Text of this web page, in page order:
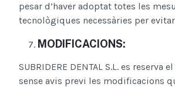
pesar d’haver adoptat totes les
tecnològiques necessàries per
MODIFICACIONS:
SUBRIDERE DENTAL S.L. es reserva
sense avis previ les modificacions